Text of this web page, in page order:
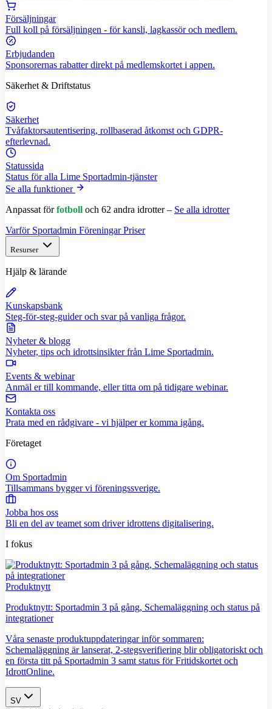
Försäljningar
Full koll på försäljningen - för kansli, lagkassör och medlem.
Erbjudanden
Sponsorernas rabatter direkt på medlemskortet i appen.
Säkerhet & Driftstatus
Säkerhet
Tvåfaktorsautentisering, rollbaserad åtkomst och GDPR-
efterlevnad.
Statussida
Status för alla Lime Sportadmin-tjänster
Se alla funktioner
Anpassat förfotboll och 62 andra idrotter – Se alla idrotter
Varför Sportadmin FöreningarPriser
Resurser
Hjälp & lärande
Kunskapsbank
Steg-för-steg-guider och svar på vanliga frågor.
Nyheter & blogg
Nyheter, tips och idrottsinsikter från Lime Sportadmin.
Events & webinar
Anmäl er till kommande, eller titta om på tidigare webinar.
Kontakta oss
Prata med en rådgivare - vi hjälper er komma igång.
Företaget
Om Sportadmin
Tillsammans bygger vi föreningssverige.
Jobba hos oss
Bli en del av teamet som driver idrottens digitalisering.
I fokus
Produktnytt
Produktnytt: Sportadmin 3 på gång, Schemaläggning och status på
integrationer
Våra senaste produktuppdateringar inför sommaren:
Schemaläggning är lanserat, 2-stegsverifiering blir obligatoriskt och
en första titt på Sportadmin 3 samt status för Fritidskortet och
IdrottOnline.
SV